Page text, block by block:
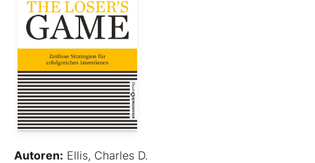
Autoren: Ellis, Charles D.